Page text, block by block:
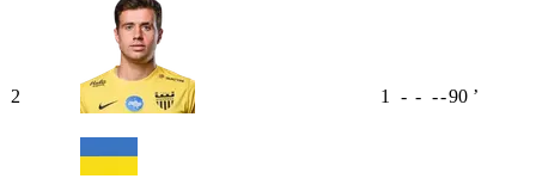
2 1 - - --90 ʼ